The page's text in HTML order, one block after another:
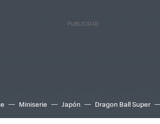
Miniserie Japón Dragon Ball Super